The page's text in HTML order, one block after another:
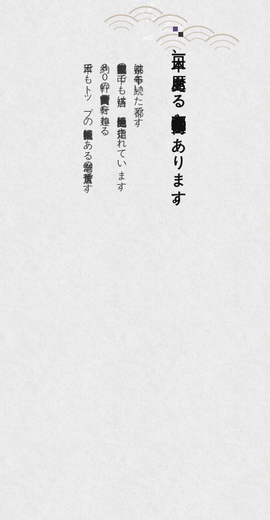
日本一、歴史ある
京都祇園骨董街にあります。
京都は千年も続いた都です。
京都祇園骨董街の中でも当店は、歴史的保全地区に指定されています。
約８０軒の古美術骨董商が軒を連ねる、
日本でもトップの祇園骨董街にある老舗の骨董店です。